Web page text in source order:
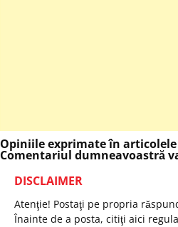
Opiniile exprimate în articolele
Comentariul dumneavoastră
DISCLAIMER
Atenţie! Postaţi pe propria
Înainte de a posta, citiţi aici